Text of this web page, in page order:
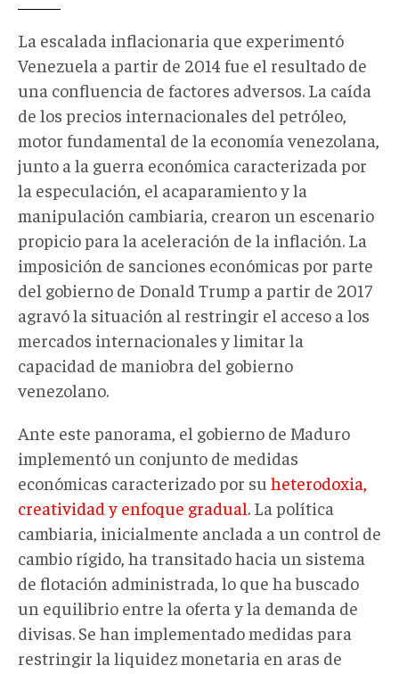
La escalada inflacionaria que experimentó
Venezuela a partir de 2014 fue el resultado de
una confluencia de factores adversos. La caída
de los precios internacionales del petróleo,
motor fundamental de la economía venezolana,
junto a la guerra económica caracterizada por
la especulación, el acaparamiento y la
manipulación cambiaria, crearon un escenario
propicio para la aceleración de la inflación. La
imposición de sanciones económicas por parte
del gobierno de Donald Trump a partir de 2017
agravó la situación al restringir el acceso a los
mercados internacionales y limitar la
capacidad de maniobra del gobierno
venezolano.
Ante este panorama, el gobierno de Maduro
implementó un conjunto de medidas
económicas caracterizado por su heterodoxia,
creatividad y enfoque gradual. La política
cambiaria, inicialmente anclada a un control de
cambio rígido, ha transitado hacia un sistema
de flotación administrada, lo que ha buscado
un equilibrio entre la oferta y la demanda de
divisas. Se han implementado medidas para
restringir la liquidez monetaria en aras de